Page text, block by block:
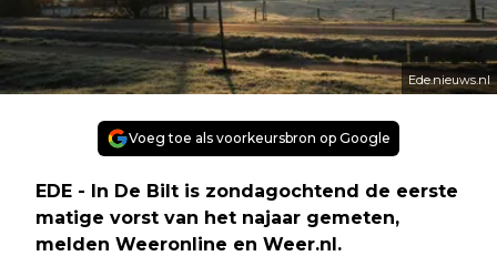
Ede.nieuws.nl
Voeg toe als voorkeursbron op Google
EDE - In De Bilt is zondagochtend de eerste
matige vorst van het najaar gemeten,
melden Weeronline en Weer.nl.